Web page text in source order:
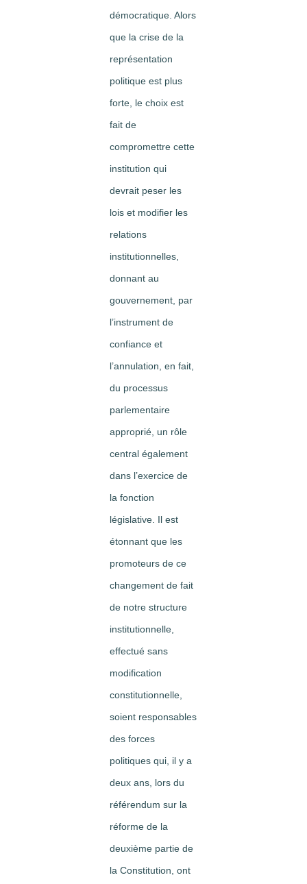
démocratique. Alors
que la crise de la
représentation
politique est plus
forte, le choix est
fait de
compromettre cette
institution qui
devrait peser les
lois et modifier les
relations
institutionnelles,
donnant au
gouvernement, par
l’instrument de
confiance et
l’annulation, en fait,
du processus
parlementaire
approprié, un rôle
central également
dans l’exercice de
la fonction
législative. Il est
étonnant que les
promoteurs de ce
changement de fait
de notre structure
institutionnelle,
effectué sans
modification
constitutionnelle,
soient responsables
des forces
politiques qui, il y a
deux ans, lors du
référendum sur la
réforme de la
deuxième partie de
la Constitution, ont